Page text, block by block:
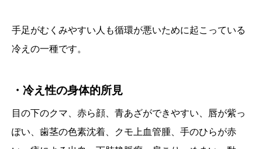
手足がむくみやすい人も循環が悪いために起こっている
冷えの一種です。
・冷え性の身体的所見
目の下のクマ、赤ら顔、青あざができやすい、唇が紫っ
ぽい、歯茎の色素沈着、クモ上血管腫、手のひらが赤